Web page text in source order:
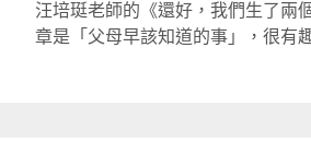
汪培珽老師的《還好，我們生了兩
章是「父母早該知道的事」，很